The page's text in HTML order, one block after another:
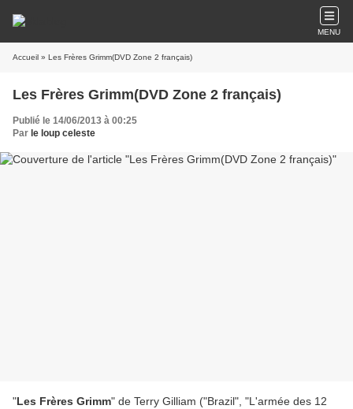
MENU
Accueil » Les Frères Grimm(DVD Zone 2 français)
Les Frères Grimm(DVD Zone 2 français)
Publié le 14/06/2013 à 00:25
Par le loup celeste
"Les Frères Grimm" de Terry Gilliam ("Brazil", "L'armée des 12